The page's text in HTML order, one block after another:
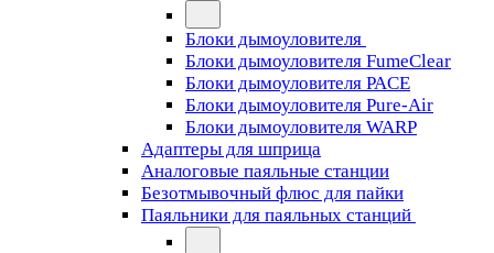
Блоки дымоуловителя
Блоки дымоуловителя FumeClear
Блоки дымоуловителя PACE
Блоки дымоуловителя Pure-Air
Блоки дымоуловителя WARP
Адаптеры для шприца
Аналоговые паяльные станции
Безотмывочный флюс для пайки
Паяльники для паяльных станций